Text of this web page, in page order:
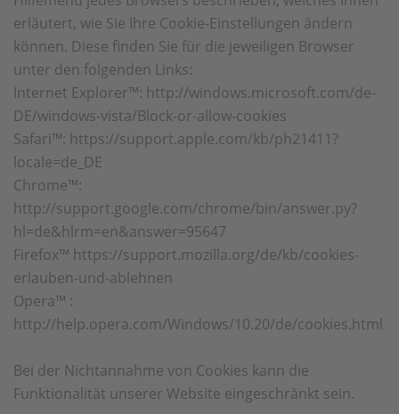
erläutert, wie Sie Ihre Cookie-Einstellungen ändern
können. Diese finden Sie für die jeweiligen Browser
unter den folgenden Links:
Internet Explorer™: http://windows.microsoft.com/de-
DE/windows-vista/Block-or-allow-cookies
Safari™: https://support.apple.com/kb/ph21411?
locale=de_DE
Chrome™:
http://support.google.com/chrome/bin/answer.py?
hl=de&hlrm=en&answer=95647
Firefox™ https://support.mozilla.org/de/kb/cookies-
erlauben-und-ablehnen
Opera™ :
http://help.opera.com/Windows/10.20/de/cookies.html
Bei der Nichtannahme von Cookies kann die
Funktionalität unserer Website eingeschränkt sein.